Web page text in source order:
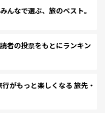
なで選ぶ、旅のベスト。
者の投票をもとにランキン
がもっと楽しくなる 旅先・